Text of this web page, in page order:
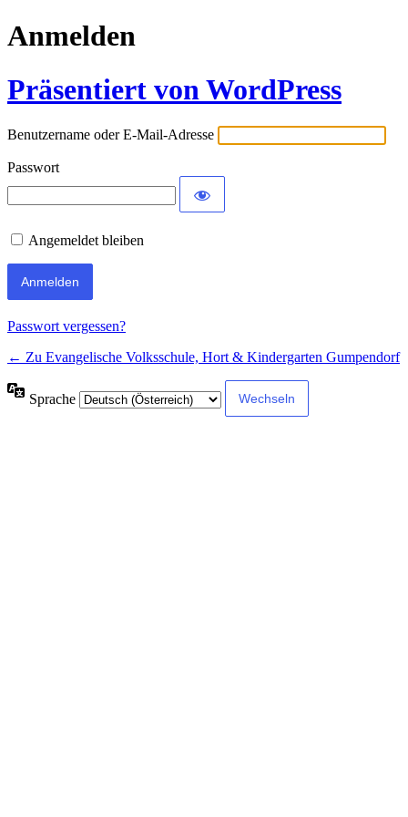
Anmelden
Präsentiert von WordPress
Benutzername oder E-Mail-Adresse
Passwort
Angemeldet bleiben
Passwort vergessen?
← Zu Evangelische Volksschule, Hort & Kindergarten Gumpendorf
Sprache